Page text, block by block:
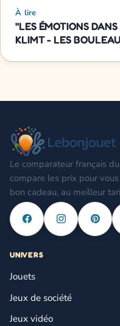
À lire
"LES ÉMOTIONS DANS
KLIMT - LES
Le comparateur français
compare les prix pour
bon cadeau, au meilleur
UNIVERS
Jouets
Jeux de société
Jeux vidéo